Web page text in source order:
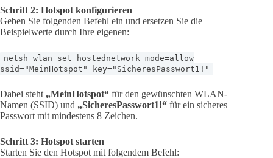
Schritt 2: Hotspot konfigurieren
Geben Sie folgenden Befehl ein und ersetzen Sie die
Beispielwerte durch Ihre eigenen:
netsh wlan set hostednetwork mode=allow
ssid="MeinHotspot" key="SicheresPasswort1!"
Dabei steht „MeinHotspot“ für den gewünschten WLAN-
Namen (SSID) und „SicheresPasswort1!“ für ein sicheres
Passwort mit mindestens 8 Zeichen.
Schritt 3: Hotspot starten
Starten Sie den Hotspot mit folgendem Befehl: